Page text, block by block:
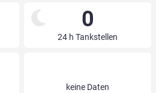
0
24 h Tankstellen
keine Daten